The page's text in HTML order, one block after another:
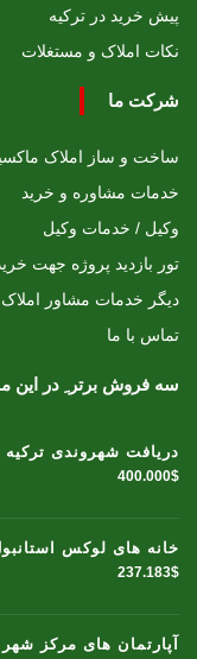
پیش خرید در ترکیه
نکات املاک و مستغلات
شرکت ما
ساخت و ساز املاک
خدمات مشاوره و خرید
وکیل / خدمات وکیل
تور بازدید پروژه جهت
دیگر خدمات مشاور
تماس با ما
سه فروش برتر ِ در این
دریافت شهروندی ترکیه
400.000$
خانه های لوکس
237.183$
آپارتمان های مرکز شهر